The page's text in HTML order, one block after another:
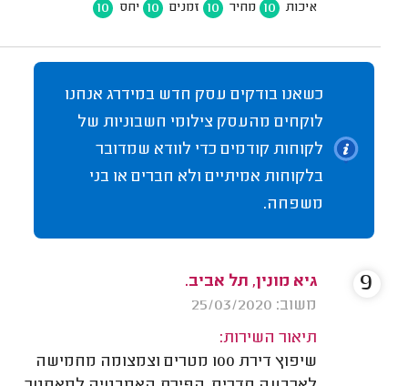
איכות 10 מחיר 10 זמנים 10 יחס 10
כשאנו בודקים עסק חדש במידרג אנחנו
לוקחים מהעסק צילומי חשבוניות של
לקוחות קודמים כדי לוודא שמדובר
בלקוחות אמיתיים ולא חברים או בני
משפחה.
גיא מונין, תל אביב.
משוב: 25/03/2020
תיאור השירות:
שיפוץ דירת 100 מטרים וצמצומה מחמישה
9